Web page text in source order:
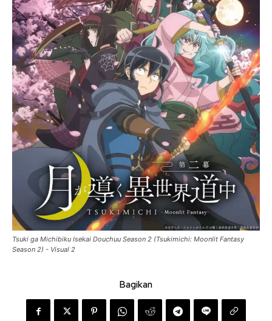
Tsuki ga Michibiku Isekai Douchuu Season 2 (Tsukimichi: Moonlit Fantasy
Season 2) - Visual 2
Bagikan